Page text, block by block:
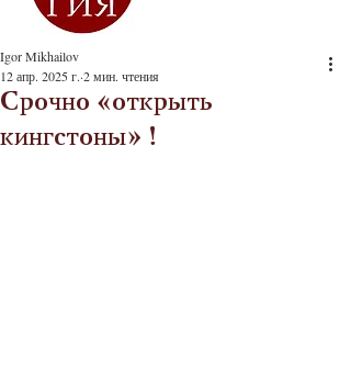
Срочно «открыть
кингстоны» !
Igor Mikhailov
12 апр. 2025 г. 2 мин. чтения